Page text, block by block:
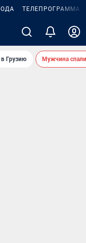
ТЕЛЕПРОГРАММА
Грузию Мужчина